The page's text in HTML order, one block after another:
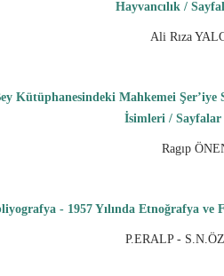
Hayvancılık /
Ali Rıza
Kütüphanesindeki Mahkemei
İsimleri / Sayfalar
Ragıp
- 1957 Yılında Etnoğrafya ve
P.ERALP -